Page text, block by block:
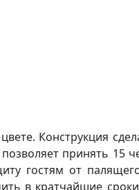
Конструкция
принять 15
гостям от
в кратчайшие